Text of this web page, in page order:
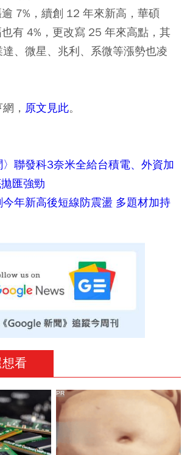
7%，續創 12 年來新高，華碩
有 4%，更改寫 25 年來高點，其
、微星、兆利、系微等漲勢也凌
， 原文見此。
〉聯發科3奈米全給台積電、外資加
匯強勁
今年新高後短線防震盪 多題材加持
看
PR